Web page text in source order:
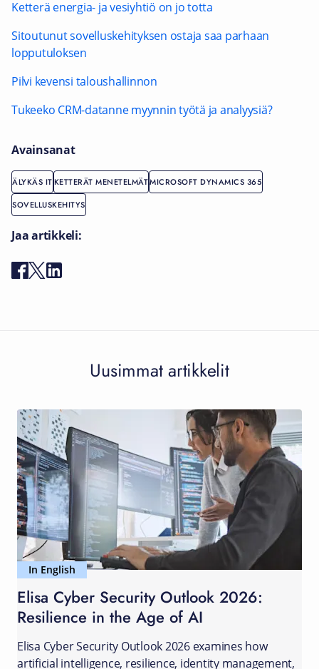
Ketterä energia- ja vesiyhtiö on jo totta
Sitoutunut sovelluskehityksen ostaja saa parhaan
lopputuloksen
Pilvi kevensi taloushallinnon
Tukeeko CRM-datanne myynnin työtä ja analyysiä?
Avainsanat
ÄLYKÄS ITKETTERÄT MENETELMÄTMICROSOFT DYNAMICS 365
SOVELLUSKEHITYS
Jaa artikkeli:
Uusimmat artikkelit
In English
Elisa Cyber Security Outlook 2026:
Resilience in the Age of AI
Elisa Cyber Security Outlook 2026 examines how
artificial intelligence, resilience, identity management,